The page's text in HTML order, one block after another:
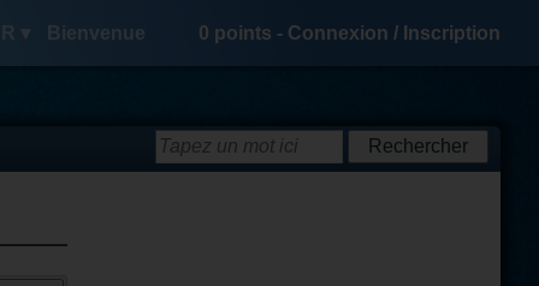
▾ Bienvenue 0 points - Connexion / Inscription